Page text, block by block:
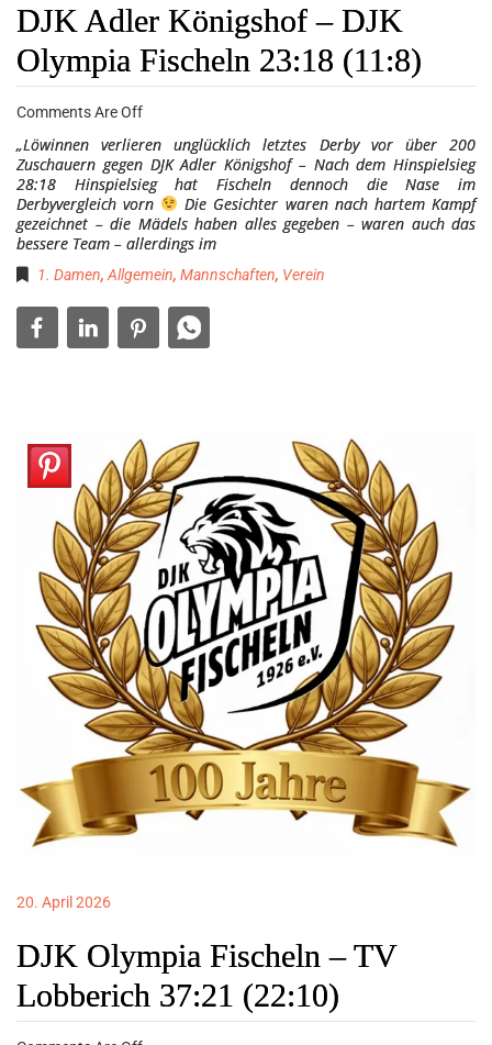
DJK Adler Königshof – DJK
Olympia Fischeln 23:18 (11:8)
Comments Are Off
„Löwinnen verlieren unglücklich letztes Derby vor über 200
Zuschauern gegen DJK Adler Königshof – Nach dem Hinspielsieg
28:18 Hinspielsieg hat Fischeln dennoch die Nase im
Derbyvergleich vorn
Die Gesichter waren nach hartem Kampf
gezeichnet – die Mädels haben alles gegeben – waren auch das
bessere Team – allerdings im
1. Damen, Allgemein, Mannschaften, Verein
20. April 2026
DJK Olympia Fischeln – TV
Lobberich 37:21 (22:10)